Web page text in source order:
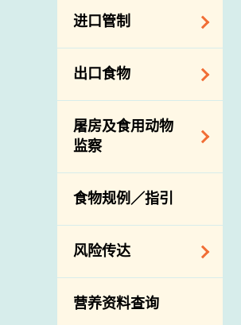
食物安全重点控制
系统
基因改造食物
资料
食物安全之风险评
估
食物事故应变及管
理
食物消费量调查
总膳食研究
有机食物
食物安全专家委员
会
消费者联系小组
进口管制
食物进口商和食物
分销商登记制度
络内地有关当局
进口食物管制
口检验
出口食物
出口验证
出口食物往内地
出口商及业界的消
息
屠房及食用动物
监察
规管农业化学物及
兽医药物在食用动
物上的使用
屠房及疾病监测
宰前检验
宰后检验
食物规例／指引
风险传达
主题项目
营养资料查询